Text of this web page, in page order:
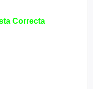
Correcta